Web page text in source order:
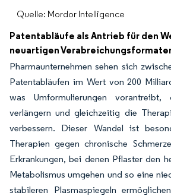
Quelle: Mordor Intelligence
Patentabläufe als Antrieb für den
neuartigen
Pharmaunternehmen sehen sich
Patentabläufen im Wert von 200
was Umformulierungen
verlängern und gleichzeitig die
verbessern. Dieser Wandel ist
Therapien gegen chronische
Erkrankungen, bei denen Pflaster den
Metabolismus umgehen und so eine
stabileren Plasmaspiegeln